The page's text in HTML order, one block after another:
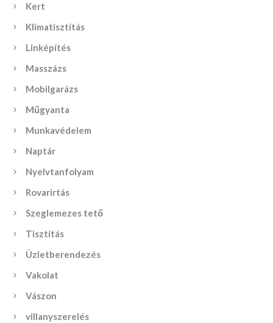
Kert
Klímatisztítás
Linképítés
Masszázs
Mobilgarázs
Műgyanta
Munkavédelem
Naptár
Nyelvtanfolyam
Rovarirtás
Szeglemezes tető
Tisztítás
Üzletberendezés
Vakolat
Vászon
villanyszerelés